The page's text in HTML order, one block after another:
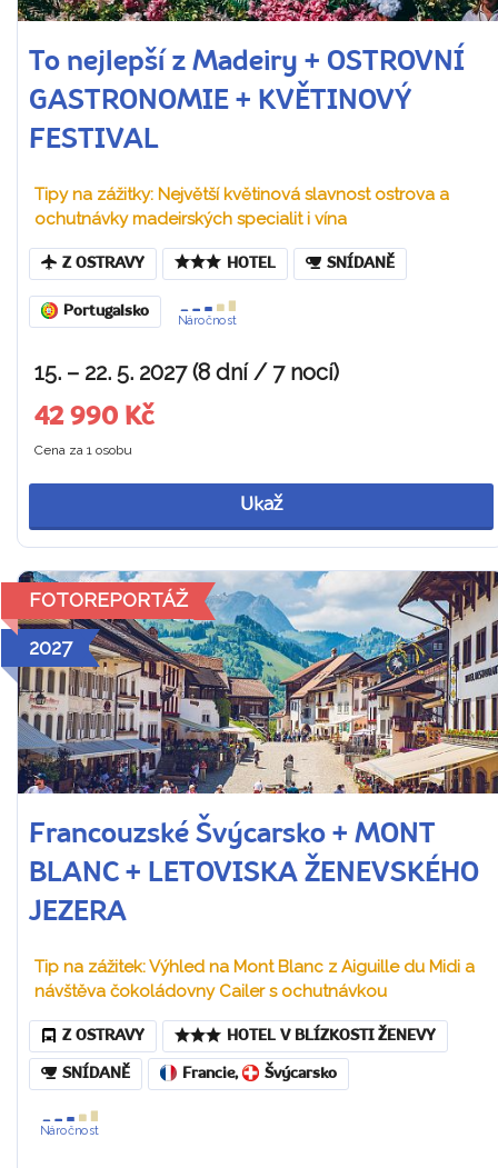
To nejlepší z Madeiry + OSTROVNÍ
GASTRONOMIE + KVĚTINOVÝ
FESTIVAL
Tipy na zážitky: Největší květinová slavnost ostrova a
ochutnávky madeirských specialit i vína
Z OSTRAVY HOTEL SNÍDANĚ
Portugalsko
Náročnost
15. – 22. 5. 2027 (8 dní / 7 nocí)
42 990 Kč
Cena za 1 osobu
Ukaž
FOTOREPORTÁŽ
2027
Francouzské Švýcarsko + MONT
BLANC + LETOVISKA ŽENEVSKÉHO
JEZERA
Tip na zážitek: Výhled na Mont Blanc z Aiguille du Midi a
návštěva čokoládovny Cailer s ochutnávkou
Z OSTRAVY HOTEL V BLÍZKOSTI ŽENEVY
SNÍDANĚ Francie, Švýcarsko
Náročnost